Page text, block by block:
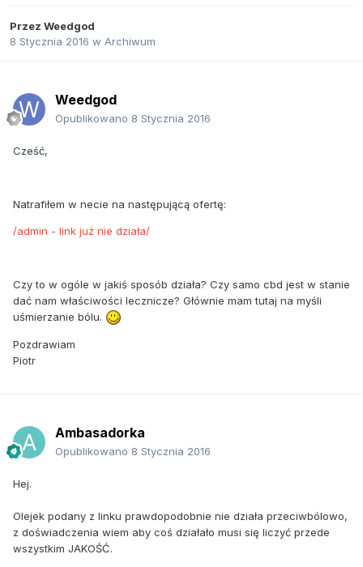
Przez Weedgod
8 Stycznia 2016 w Archiwum
Weedgod
Opublikowano 8 Stycznia 2016
Cześć,
Natrafiłem w necie na następującą ofertę:
/admin - link już nie działa/
Czy to w ogóle w jakiś sposób działa? Czy samo cbd jest w stanie
dać nam właściwości lecznicze? Głównie mam tutaj na myśli
uśmierzanie bólu.
Pozdrawiam
Piotr
Ambasadorka
Opublikowano 8 Stycznia 2016
Hej.
Olejek podany z linku prawdopodobnie nie działa przeciwbólowo,
z doświadczenia wiem aby coś działało musi się liczyć przede
wszystkim JAKOŚĆ.